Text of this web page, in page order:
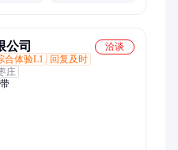
公司
洽谈
合体验L1
回复及时
庄